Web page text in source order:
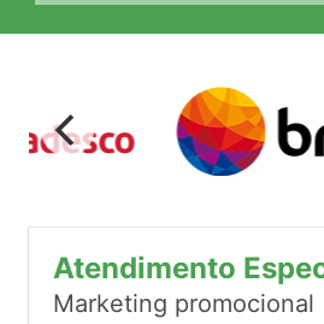
Atendimento
Marketing promocional